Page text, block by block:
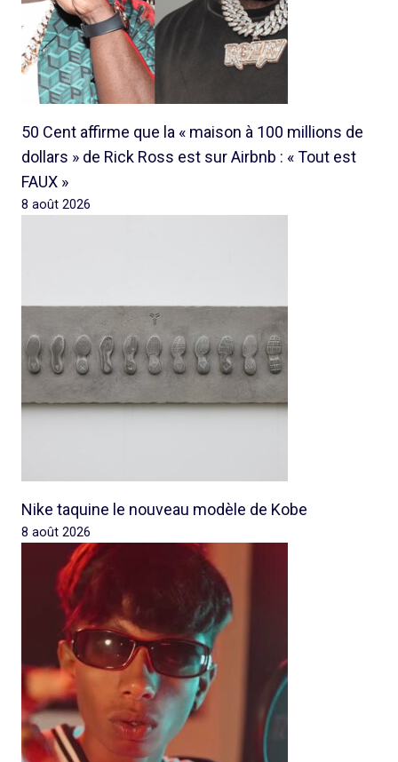
50 Cent affirme que la « maison à 100 millions de
dollars » de Rick Ross est sur Airbnb : « Tout est
FAUX »
8 août 2026
Nike taquine le nouveau modèle de Kobe
8 août 2026